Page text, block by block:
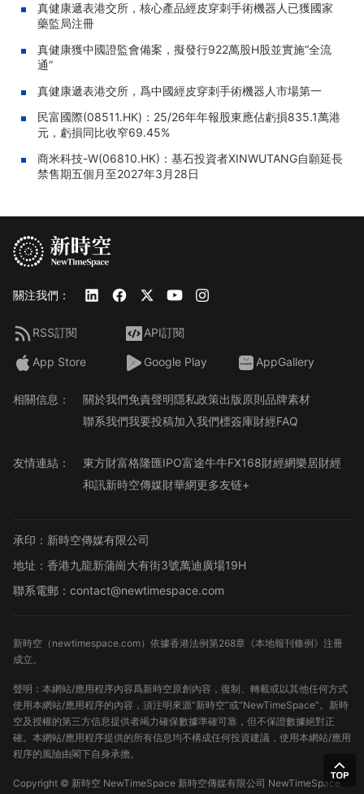
真健康遞表港交所，核心產品經皮穿刺手術機器人已獲國家
藥監局注冊
真健康獲中國證監會備案，擬發行922萬股H股並實施“全流
通”
真健康遞表港交所，爲中國經皮穿刺手術機器人市場第一
民富國際(08511.HK)：25/26年年報股東應佔虧損835.1萬港
元，虧損同比收窄69.45%
商米科技-W(06810.HK)：基石投資者XINWUTANG自願延長
禁售期五個月至2027年3月28日
關注我們：
RSS訂閱 API訂閱
App Store Google Play AppGallery
相關信息： 關於我們免責聲明隱私政策出版原則品牌素材
聯系我們我要投稿加入我們標簽庫財經FAQ
友情連結： 東方財富格隆匯IPO富途牛牛FX168財經網樂居財經
和訊新時空傳媒財華網更多友链+
承印：新時空傳媒有限公司
地址：香港九龍新蒲崗大有街3號萬迪廣場19H
聯系電郵：contact@newtimespace.com
新時空（ newtimespace.com）依據香港法例第268章《本地報刊條例》注冊
成立。
聲明：本網站/應用程序內容爲新時空原創內容，復制、轉載或以其他任何方式
使用本網站/應用程序的內容，須注明來源“新時空”或“NewTimeSpace”。新時
空及授權的第三方信息提供者竭力確保數據準確可靠，但不保證數據絕對正
確。本網站/應用程序提供的所有信息均不構成任何投資建議，使用本網站/應用
程序的風險由閣下自身承擔。
Copyright © 新時空 NewTimeSpace 新時空傳媒有限公司 NewTimeSpace